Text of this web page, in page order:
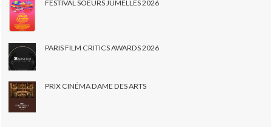
FESTIVAL SOEURS JUMELLES 2026
PARIS FILM CRITICS AWARDS 2026
PRIX CINÉMA DAME DES ARTS